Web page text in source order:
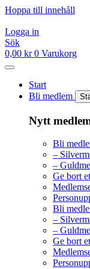
Hoppa till innehåll
Logga in
Sök
0,00 kr 0 Varukorg
Start
Bli medlem
Nytt
Bli
–
–
Ge bort
Bli
–
–
Ge bort